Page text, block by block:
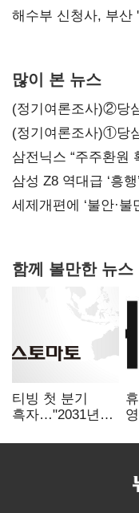
강화"
해수부 신청사, 부
많이 본 뉴스
(정기여론조사)②당
(정기여론조사)①당
지지도 '50% 아래로
삼전닉스 “주주환원
보내
삼성 Z8 역대급 ‘흥
대전’
세제개편에 ‘불안·
함께 볼만한 뉴스
티빙 첫 분기
흑자…"2031년까
웨이브 합병도